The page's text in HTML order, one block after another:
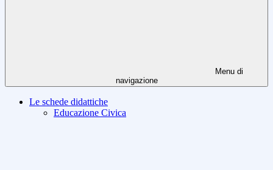
Menu di
navigazione
Le schede didattiche
Educazione Civica